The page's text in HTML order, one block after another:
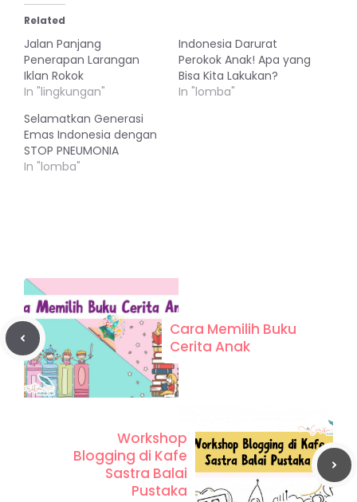
Related
Jalan Panjang
Penerapan Larangan
Iklan Rokok
In "lingkungan"
Indonesia Darurat
Perokok Anak! Apa yang
Bisa Kita Lakukan?
In "lomba"
Selamatkan Generasi
Emas Indonesia dengan
STOP PNEUMONIA
In "lomba"
Cara Memilih Buku
Cerita Anak
Workshop
Blogging di Kafe
Sastra Balai
Pustaka